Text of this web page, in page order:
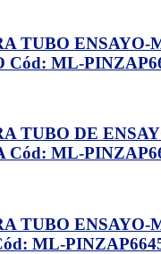
TUBO ENSAYO-
Cód: ML-
TUBO DE
ML-
TUBO ENSAYO-
ML-